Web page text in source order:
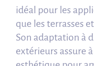
idéal pour les
que les terrasses
Son adaptation à
extérieurs assure